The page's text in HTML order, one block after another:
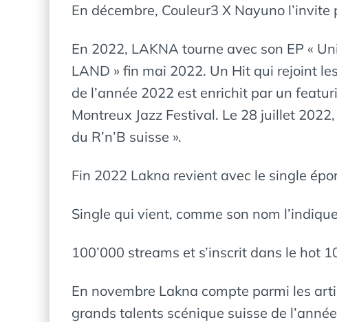
En décembre, Couleur3 X Nayuno l’invite
En 2022, LAKNA tourne avec son EP «
LAND » fin mai 2022. Un Hit qui rejoint
de l’année 2022 est enrichit par un
Montreux Jazz Festival. Le 28 juillet
du R’n’B suisse ».
Fin 2022 Lakna revient avec le single
Single qui vient, comme son nom
100’000 streams et s’inscrit dans le hot
En novembre Lakna compte parmi les
grands talents scénique suisse de